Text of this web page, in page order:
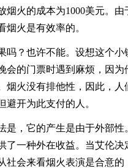
火的成本为1000美元。由
烟火是有效率的。
吗？也许不能。设想这个
会的门票时遇到麻烦，因
烟火没有排他性，因此，
开为此支付的人。
是，它的产生是由于外部
了一种外在收益。当艾伦
社会来看烟火表演是合意